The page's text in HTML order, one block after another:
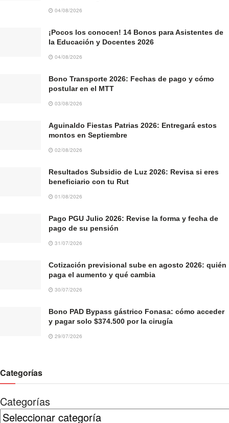
04/08/2026
¡Pocos los conocen! 14 Bonos para Asistentes de
la Educación y Docentes 2026
04/08/2026
Bono Transporte 2026: Fechas de pago y cómo
postular en el MTT
03/08/2026
Aguinaldo Fiestas Patrias 2026: Entregará estos
montos en Septiembre
02/08/2026
Resultados Subsidio de Luz 2026: Revisa si eres
beneficiario con tu Rut
01/08/2026
Pago PGU Julio 2026: Revise la forma y fecha de
pago de su pensión
31/07/2026
Cotización previsional sube en agosto 2026: quién
paga el aumento y qué cambia
30/07/2026
Bono PAD Bypass gástrico Fonasa: cómo acceder
y pagar solo $374.500 por la cirugía
29/07/2026
Categorías
Categorías